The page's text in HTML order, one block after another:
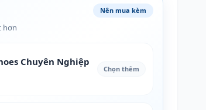
hơn
Nên mua kèm
Chuyên Nghiệp
Chọn thêm